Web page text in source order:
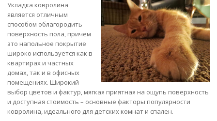
Укладка ковролина
является отличным
способом облагородить
поверхность пола, причем
это напольное покрытие
широко используется как в
квартирах и частных
домах, так и в офисных
помещениях. Широкий
выбор цветов и фактур, мягкая приятная на ощупь поверхность
и доступная стоимость – основные факторы популярности
ковролина, идеального для детских комнат и спален.